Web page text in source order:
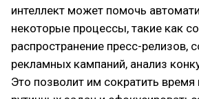
интеллект может помочь
некоторые процессы, такие как
распространение пресс-релизов,
рекламных кампаний, анализ
Это позволит им сократить